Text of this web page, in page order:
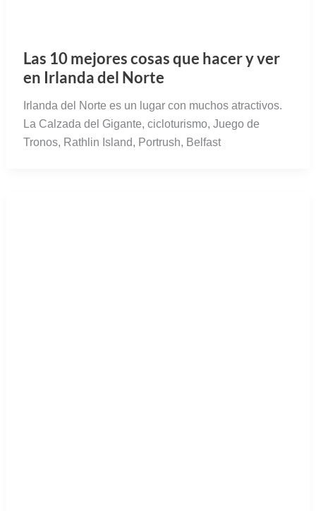
Las 10 mejores cosas que hacer y ver
en Irlanda del Norte
Irlanda del Norte es un lugar con muchos atractivos.
La Calzada del Gigante, cicloturismo, Juego de
Tronos, Rathlin Island, Portrush, Belfast